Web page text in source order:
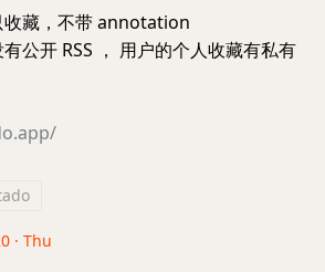
藏，不带 annotation
公开 RSS ， 用户的个人收藏有私有
· Thu